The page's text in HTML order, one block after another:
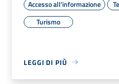
Accesso all'informazione
Turismo
LEGGI DI PIÙ